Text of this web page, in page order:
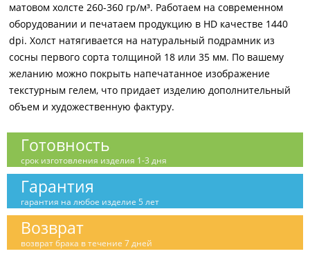
матовом холсте 260-360 гр/м³. Работаем на современном
оборудовании и печатаем продукцию в HD качестве 1440
dpi. Холст натягивается на натуральный подрамник из
сосны первого сорта толщиной 18 или 35 мм. По вашему
желанию можно покрыть напечатанное изображение
текстурным гелем, что придает изделию дополнительный
объем и художественную фактуру.
Готовность
срок изготовления изделия 1-3 дня
Гарантия
гарантия на любое изделие 5 лет
Возврат
возврат брака в течение 7 дней